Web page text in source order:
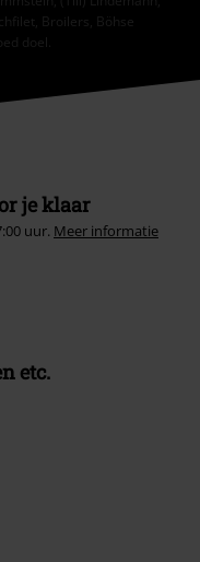
Broilers, Böhse
doel.
je klaar
uur. Meer informatie
etc.